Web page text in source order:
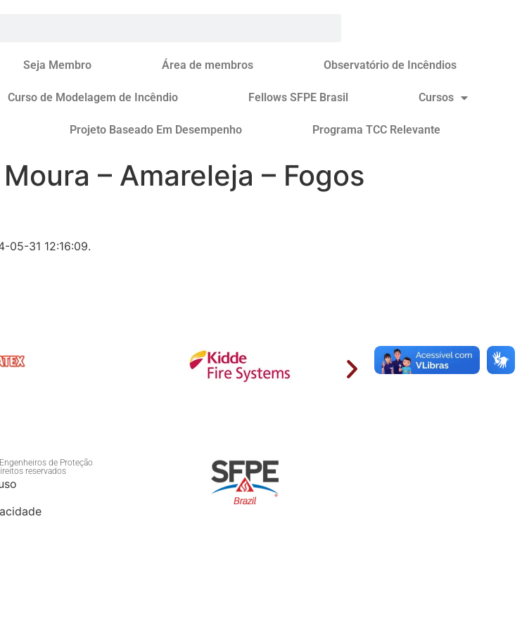
Seja Membro Área de membros Observatório de Incêndios
Curso de Modelagem de Incêndio Fellows SFPE Brasil Cursos
Projeto Baseado Em Desempenho Programa TCC Relevante
– Amareleja – Fogos
05-31 12:16:09.
de Proteção
reservados